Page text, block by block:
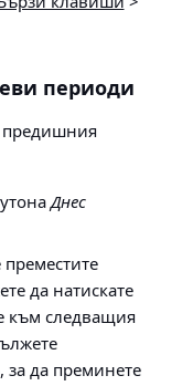
периоди
предишния
Днес
преместите
да натискате
към следващия
за да преминете